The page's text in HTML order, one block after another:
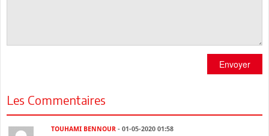
Envoyer
Les Commentaires
TOUHAMI BENNOUR - 01-05-2020 01:58